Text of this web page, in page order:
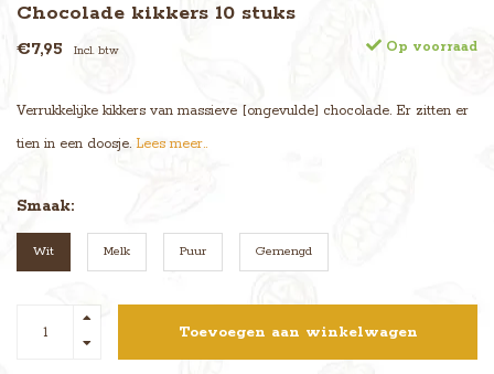
Chocolade kikkers 10 stuks
€7,95 Incl. btw Op voorraad
Verrukkelijke kikkers van massieve [ongevulde] chocolade. Er zitten er
tien in een doosje. Lees meer..
Smaak:
Wit Melk Puur Gemengd
Toevoegen aan winkelwagen